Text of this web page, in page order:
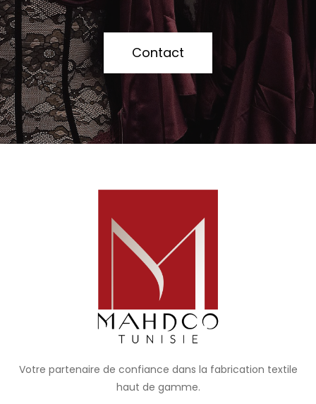
Contact
Votre partenaire de confiance dans la fabrication textile
haut de gamme.